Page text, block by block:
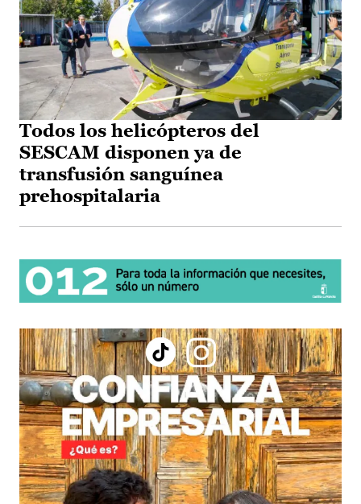
Todos los helicópteros del
SESCAM disponen ya de
transfusión sanguínea
prehospitalaria